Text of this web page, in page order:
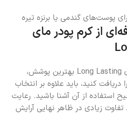
پوست‌های گندمی یا برنزه تیره
از کرم پودر مای
برای اینکه از کرم پودر مای Long Lasting بهترین پوشش،
کنید، باید علاوه بر انتخاب
استفاده از آن آشنا باشید. رعایت
زیادی در ظاهر نهایی آرایش